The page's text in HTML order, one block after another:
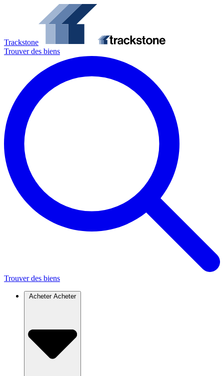
Trackstone
Trouver des biens
Trouver des biens
Acheter Acheter